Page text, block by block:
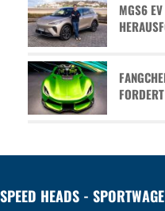
MGS6
SPEED HEADS -